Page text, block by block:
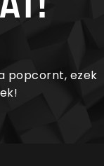
popcornt, ezek